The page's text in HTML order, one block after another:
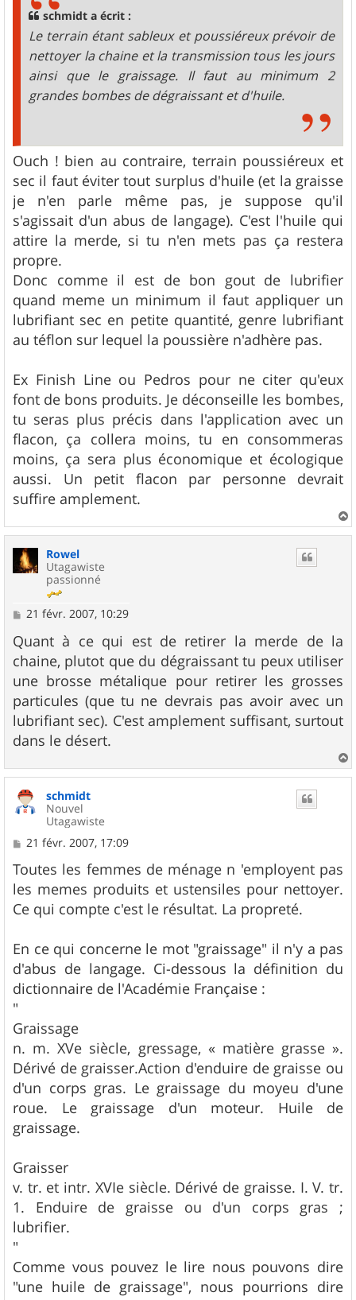
schmidt a écrit :
Le terrain étant sableux et poussiéreux prévoir de
nettoyer la chaine et la transmission tous les jours
ainsi que le graissage. Il faut au minimum 2
grandes bombes de dégraissant et d'huile.
Ouch ! bien au contraire, terrain poussiéreux et
sec il faut éviter tout surplus d'huile (et la graisse
je n'en parle même pas, je suppose qu'il
s'agissait d'un abus de langage). C'est l'huile qui
attire la merde, si tu n'en mets pas ça restera
propre.
Donc comme il est de bon gout de lubrifier
quand meme un minimum il faut appliquer un
lubrifiant sec en petite quantité, genre lubrifiant
au téflon sur lequel la poussière n'adhère pas.
Ex Finish Line ou Pedros pour ne citer qu'eux
font de bons produits. Je déconseille les bombes,
tu seras plus précis dans l'application avec un
flacon, ça collera moins, tu en consommeras
moins, ça sera plus économique et écologique
aussi. Un petit flacon par personne devrait
suffire amplement.
a
Rowel
Utagawiste
passionné
M
s
s
a
g
e
21 févr. 2007, 10:29
Quant à ce qui est de retirer la merde de la
chaine, plutot que du dégraissant tu peux utiliser
une brosse métalique pour retirer les grosses
particules (que tu ne devrais pas avoir avec un
lubrifiant sec). C'est amplement suffisant, surtout
dans le désert.
a
schmidt
Nouvel
Utagawiste
M
s
s
a
g
e
21 févr. 2007, 17:09
Toutes les femmes de ménage n 'employent pas
les memes produits et ustensiles pour nettoyer.
Ce qui compte c'est le résultat. La propreté.
En ce qui concerne le mot "graissage" il n'y a pas
d'abus de langage. Ci-dessous la définition du
dictionnaire de l'Académie Française :
"
Graissage
n. m. XVe siècle, gressage, « matière grasse ».
Dérivé de graisser.Action d'enduire de graisse ou
d'un corps gras. Le graissage du moyeu d'une
roue. Le graissage d'un moteur. Huile de
graissage.
Graisser
v. tr. et intr. XVIe siècle. Dérivé de graisse. I. V. tr.
1. Enduire de graisse ou d'un corps gras ;
lubrifier.
"
Comme vous pouvez le lire nous pouvons dire
"une huile de graissage", nous pourrions dire